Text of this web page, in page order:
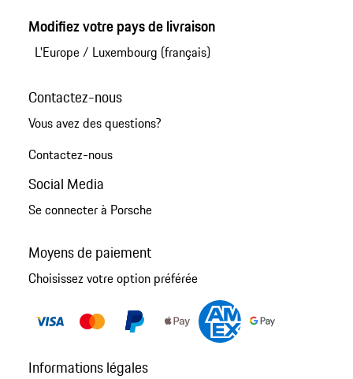
Modifiez votre pays de livraison
L'Europe/ Luxembourg (français)
Contactez-nous
Vous avez des questions?
Contactez-nous
Social Media
Se connecter à Porsche
Moyens de paiement
Choisissez votre option préférée
Informations légales